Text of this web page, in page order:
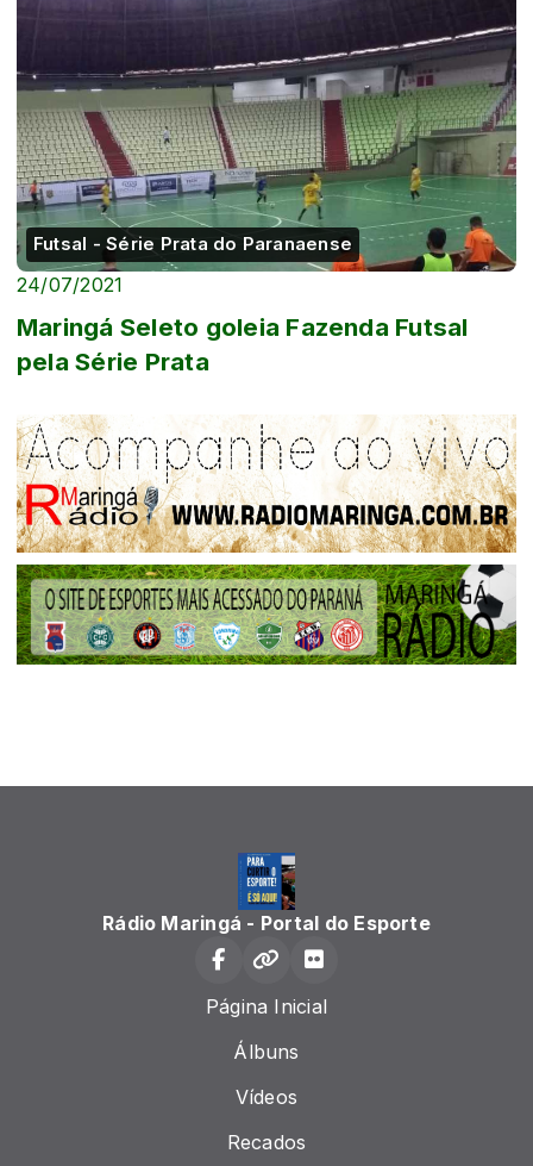
Futsal - Série Prata do Paranaense
24/07/2021
Maringá Seleto goleia Fazenda Futsal
pela Série Prata
Rádio Maringá - Portal do Esporte
Página Inicial
Álbuns
Vídeos
Recados